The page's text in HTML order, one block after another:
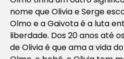
nome que Olivia e Serge
Olmo e a Gaivotaé a luta
liberdade. Dos 20 anos até
de Olivia é que ama a vida